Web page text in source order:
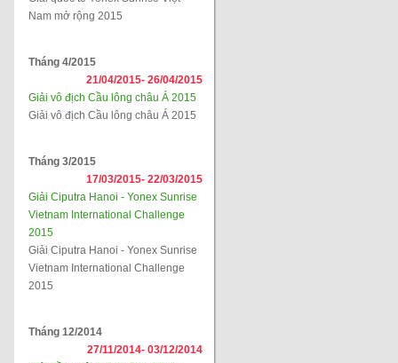
Nam mở rộng 2015
Tháng 4/2015
21/04/2015- 26/04/2015
Giải vô địch Cầu lông châu Á 2015
Giải vô địch Cầu lông châu Á 2015
Tháng 3/2015
17/03/2015- 22/03/2015
Giải Ciputra Hanoi - Yonex Sunrise
Vietnam International Challenge
2015
Giải Ciputra Hanoi - Yonex Sunrise
Vietnam International Challenge
2015
Tháng 12/2014
27/11/2014- 03/12/2014